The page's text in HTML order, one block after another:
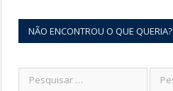
NÃO ENCONTROU O QUE QUERIA?